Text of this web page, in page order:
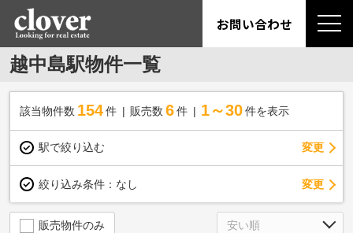
お問い合わせ
越中島駅物件一覧
該当物件数 154件 販売数 6 件 1～30 件を表示
駅で絞り込む 変更
絞り込み条件： なし 変更
販売物件のみ